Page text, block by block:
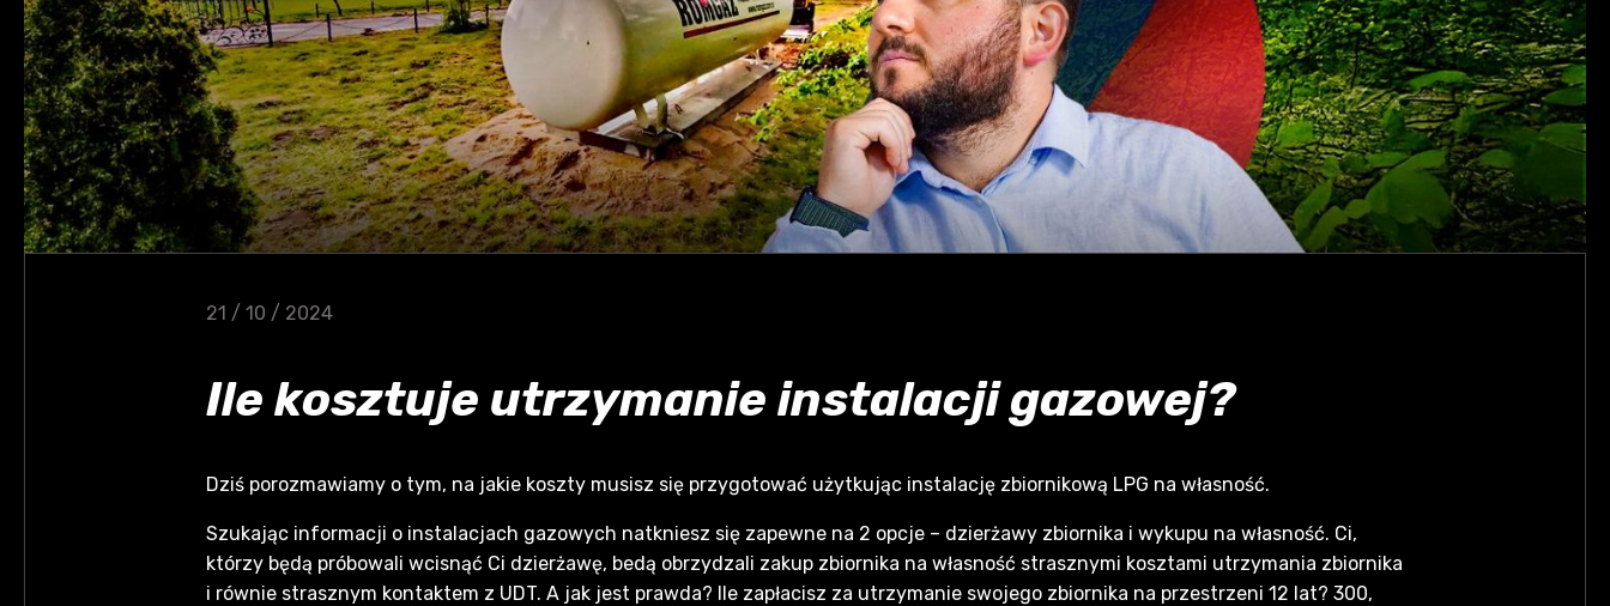
21 / 10 / 2024
Ile kosztuje utrzymanie instalacji gazowej?
Dziś porozmawiamy o tym, na jakie koszty musisz się przygotować użytkując instalację zbiornikową LPG na własność.
Szukając informacji o instalacjach gazowych natkniesz się zapewne na 2 opcje – dzierżawy zbiornika i wykupu na własność. Ci,
którzy będą próbowali wcisnąć Ci dzierżawę, bedą obrzydzali zakup zbiornika na własność strasznymi kosztami utrzymania zbiornika
i równie strasznym kontaktem z UDT. A jak jest prawda? Ile zapłacisz za utrzymanie swojego zbiornika na przestrzeni 12 lat? 300,